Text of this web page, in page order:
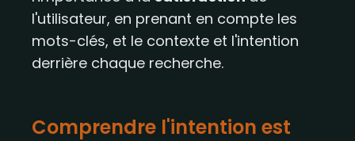
l'utilisateur, en prenant en compte les
mots-clés, et le contexte et l'intention
derrière chaque recherche.
Comprendre l'intention est